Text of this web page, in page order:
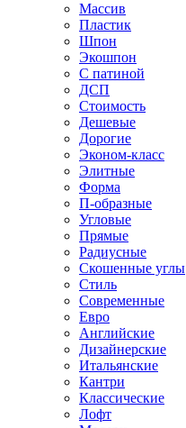
Массив
Пластик
Шпон
Экошпон
С патиной
ДСП
Стоимость
Дешевые
Дорогие
Эконом-класс
Элитные
Форма
П-образные
Угловые
Прямые
Радиусные
Скошенные углы
Стиль
Современные
Евро
Английские
Дизайнерские
Итальянские
Кантри
Классические
Лофт